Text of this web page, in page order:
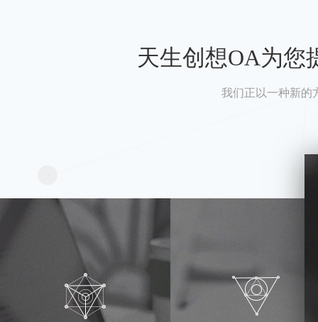
天生创想OA为您
我们正以一种新的